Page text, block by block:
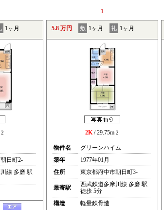
1
1ヶ月
2
日町2-
線 多磨 駅
5.8 万円 敷 1ヶ月 礼 1ヶ月
2K/ 29.75m 2
物件名
グリーンハイム
築年
1977年01月
住所
東京都府中市朝日町3-
最寄駅
西武鉄道多摩川線 多磨 駅
徒歩 5分
構造
軽量鉄骨造